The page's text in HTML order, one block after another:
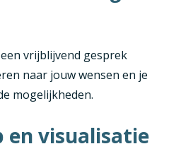
vrijblijvend gesprek
naar jouw wensen en je
mogelijkheden.
en visualisatie